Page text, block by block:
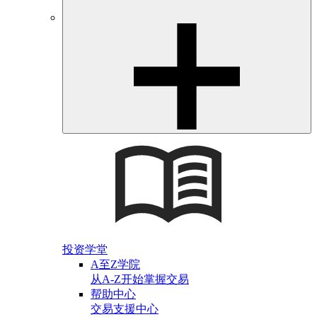
投资学堂
A至Z学院
从A-Z开始掌握交易
帮助中心
交易支援中心